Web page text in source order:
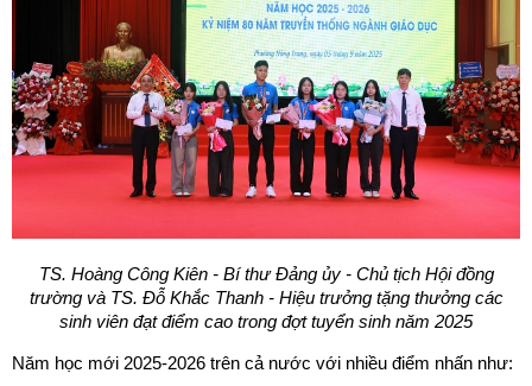
TS. Hoàng Công Kiên - Bí thư Đảng ủy - Chủ tịch Hội đồng
trường và TS. Đỗ Khắc Thanh - Hiệu trưởng tặng thưởng các
sinh viên đạt điểm cao trong đợt tuyển sinh năm 2025
Năm học mới 2025-2026 trên cả nước với nhiều điểm nhấn như: